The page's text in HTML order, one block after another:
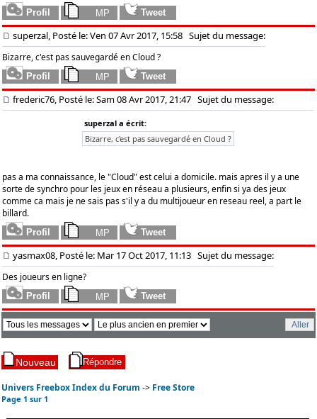
superzal, Posté le: Ven 07 Avr 2017, 15:58 Sujet du message:
Bizarre, c'est pas sauvegardé en Cloud ?
frederic76, Posté le: Sam 08 Avr 2017, 21:47 Sujet du message:
superzal a écrit:
Bizarre, c'est pas sauvegardé en Cloud ?
pas a ma connaissance, le "Cloud" est celui a domicile. mais apres il y a une
sorte de synchro pour les jeux en réseau a plusieurs, enfin si ya des jeux
comme ca mais je ne sais pas s'il y a du multijoueur en reseau reel, a part le
billard.
yasmax08, Posté le: Mar 17 Oct 2017, 11:13 Sujet du message:
Des joueurs en ligne?
Univers Freebox Index du Forum -> Free Store
Page1 sur1